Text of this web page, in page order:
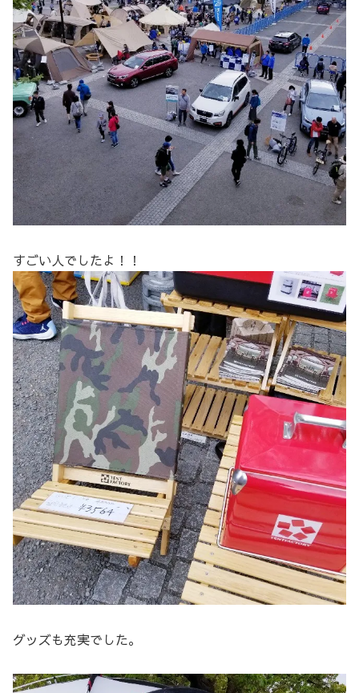
すごい人でしたよ！！
グッズも充実でした。